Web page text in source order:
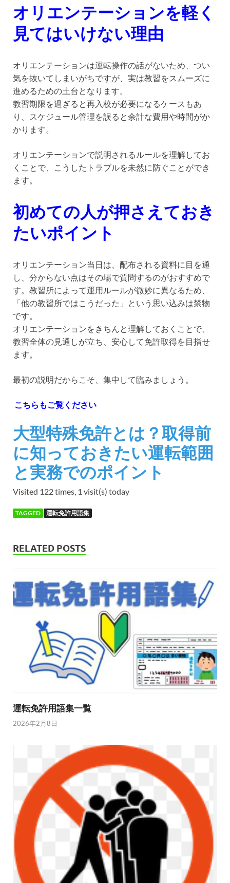
オリエンテーションを軽く
見てはいけない理由
オリエンテーションは運転操作の話がないため、つい
気を抜いてしまいがちですが、実は教習をスムーズに
進めるための土台となります。
教習期限を過ぎると再入校が必要になるケースもあ
り、スケジュール管理を誤ると余計な費用や時間がか
かります。
オリエンテーションで説明されるルールを理解してお
くことで、こうしたトラブルを未然に防ぐことができ
ます。
初めての人が押さえておき
たいポイント
オリエンテーション当日は、配布される資料に目を通
し、分からない点はその場で質問するのがおすすめで
す。教習所によって運用ルールが微妙に異なるため、
「他の教習所ではこうだった」という思い込みは禁物
です。
オリエンテーションをきちんと理解しておくことで、
教習全体の見通しが立ち、安心して免許取得を目指せ
ます。
最初の説明だからこそ、集中して臨みましょう。
こちらもご覧ください
大型特殊免許とは？取得前
に知っておきたい運転範囲
と実務でのポイント
Visited 122 times, 1 visit(s) today
TAGGED 運転免許用語集
RELATED POSTS
運転免許用語集一覧
2026年2月8日